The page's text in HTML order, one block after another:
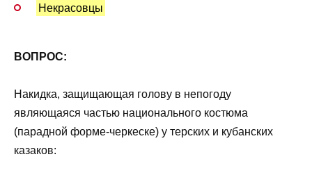
Некрасовцы
ВОПРОС:
Накидка, защищающая голову в непогоду
являющаяся частью национального костюма
(парадной форме-черкеске) у терских и кубанских
казаков: